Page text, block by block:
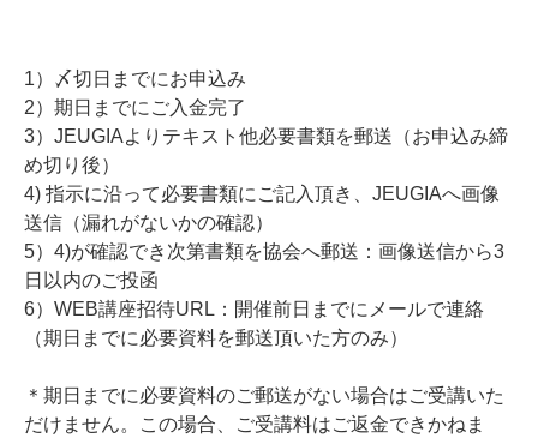
1）〆切日までにお申込み
2）期日までにご入金完了
3）JEUGIAよりテキスト他必要書類を郵送（お申込み締
め切り後）
4) 指示に沿って必要書類にご記入頂き、JEUGIAへ画像
送信（漏れがないかの確認）
5）4)が確認でき次第書類を協会へ郵送：画像送信から3
日以内のご投函
6）WEB講座招待URL：開催前日までにメールで連絡
（期日までに必要資料を郵送頂いた方のみ）
＊期日までに必要資料のご郵送がない場合はご受講いた
だけません。この場合、ご受講料はご返金できかねま